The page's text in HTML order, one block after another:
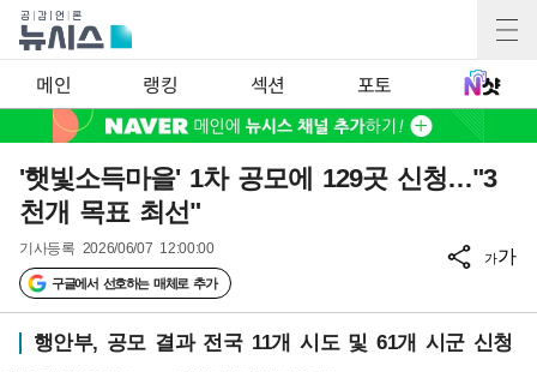
메인 랭킹 섹션 포토
'햇빛소득마을' 1차 공모에 129곳 신청…"3
천개 목표 최선"
기사등록 2026/06/07 12:00:00
구글에서 선호하는 매체로 추가
가가
행안부, 공모 결과 전국 11개 시도 및 61개 시군 신청